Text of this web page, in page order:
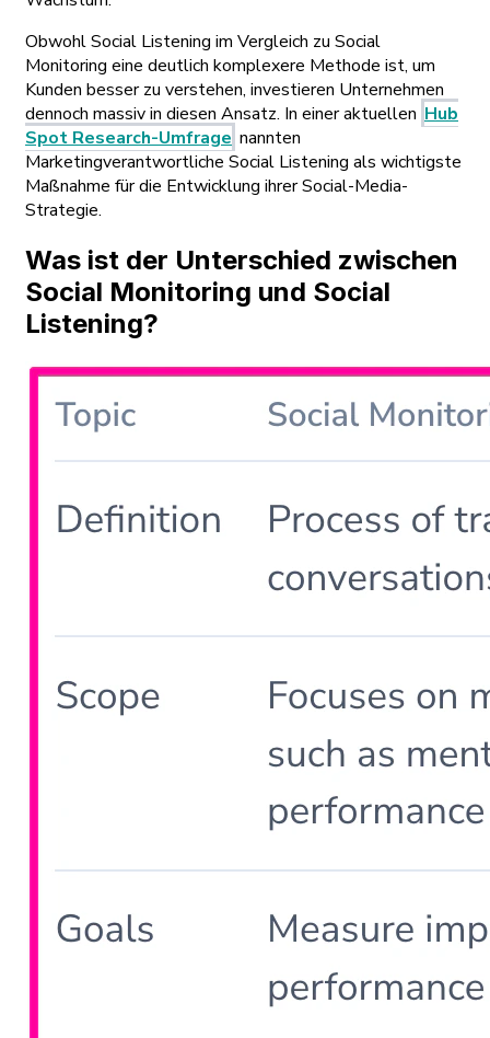
Obwohl Social Listening im Vergleich zu Social
Monitoring eine deutlich komplexere Methode ist, um
Kunden besser zu verstehen, investieren Unternehmen
dennoch massiv in diesen Ansatz. In einer aktuellen Hub
Spot Research-Umfrage nannten
Marketingverantwortliche Social Listening als wichtigste
Maßnahme für die Entwicklung ihrer Social-Media-
Strategie.
Was ist der Unterschied zwischen
Social Monitoring und Social
Listening?